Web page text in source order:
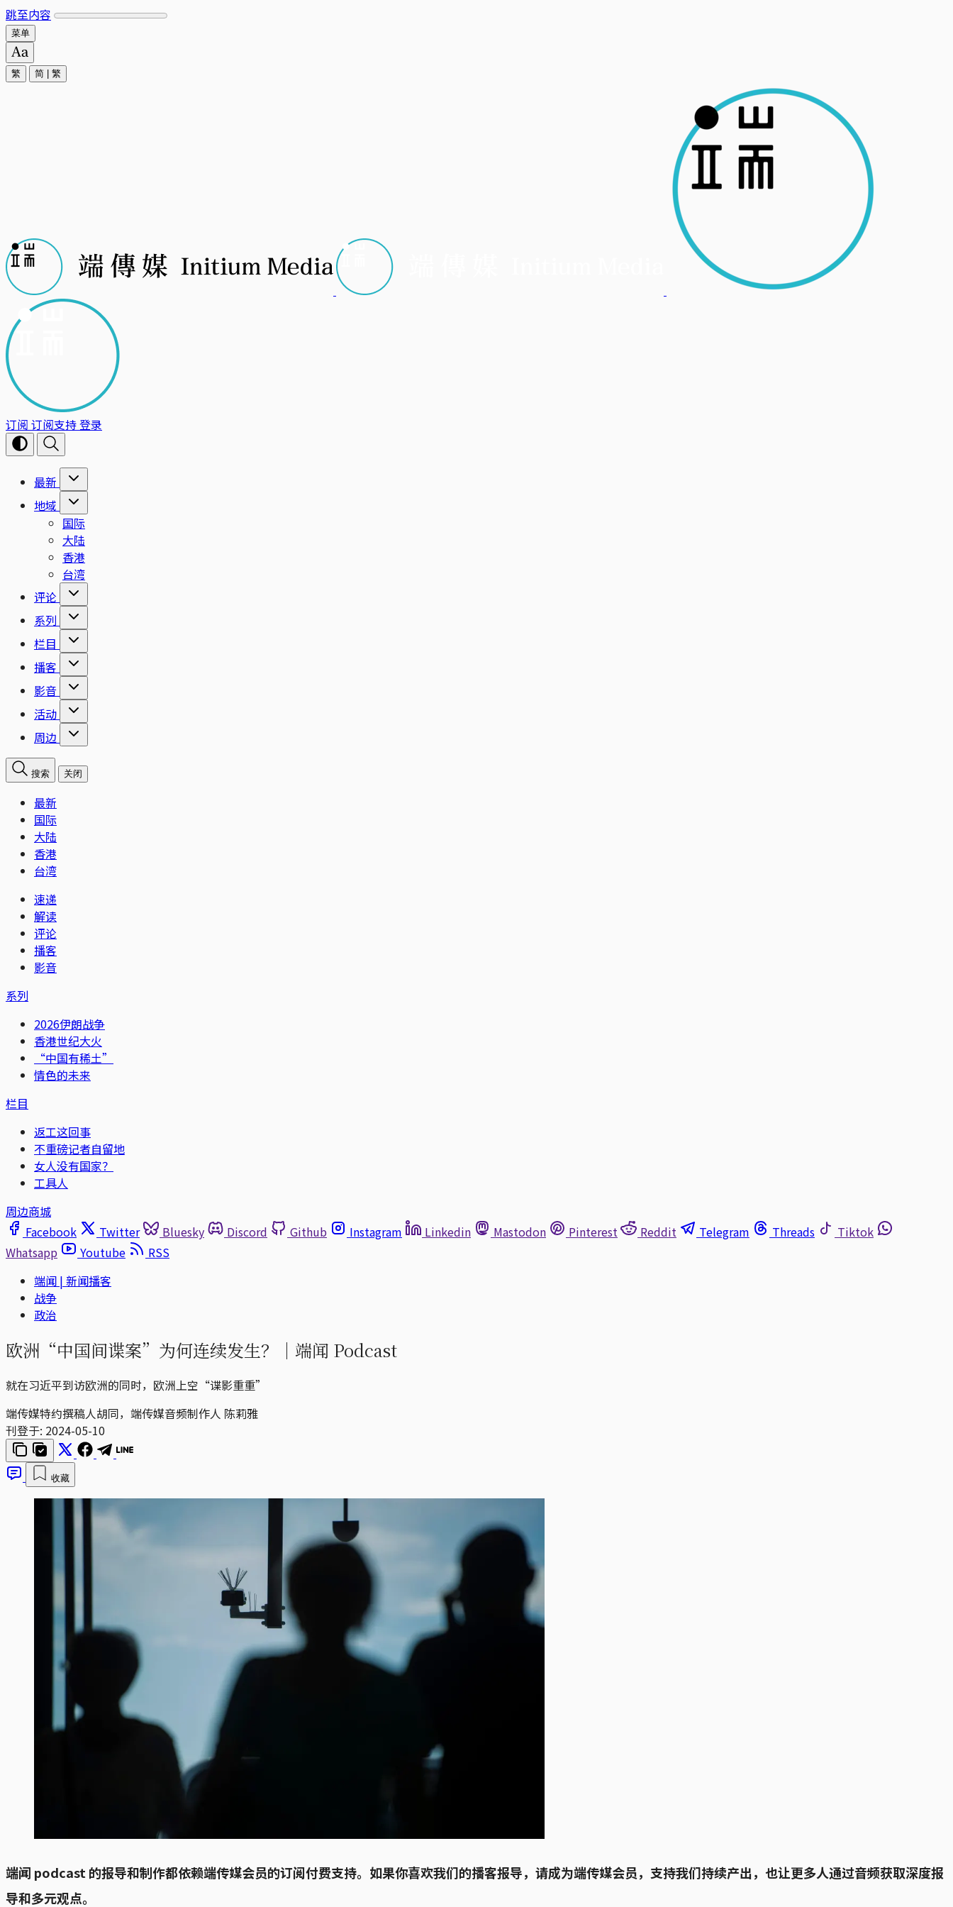
跳至内容
菜单
繁 简 繁
订阅 订阅支持登录
最新
地域
国际
大陆
香港
台湾
评论
系列
栏目
播客
影音
活动
周边
搜索 关闭
最新
国际
大陆
香港
台湾
速递
解读
评论
播客
影音
系列
2026伊朗战争
香港世纪大火
“中国有稀土”
情色的未来
栏目
返工这回事
不重磅记者自留地
女人没有国家？
工具人
周边商城
Facebook
Twitter Bluesky Discord Github Instagram Linkedin Mastodon Pinterest Reddit Telegram Threads
Tiktok
Whatsapp
Youtube
RSS
端闻 | 新闻播客
战争
政治
欧洲“中国间谍案”为何连续发生？｜端闻 Podcast
就在习近平到访欧洲的同时，欧洲上空“谍影重重”
端传媒特约撰稿人胡同，端传媒音频制作人 陈莉雅
刊登于: 2024-05-10
收藏
端闻 podcast 的报导和制作都依赖端传媒会员的订阅付费支持。如果你喜欢我们的播客报导，请成为端传媒会员，支持我们持续产出，也让更多人通过音频获取深度报
导和多元观点。